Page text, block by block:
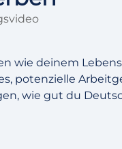
wie deinem
potenzielle
wie gut du